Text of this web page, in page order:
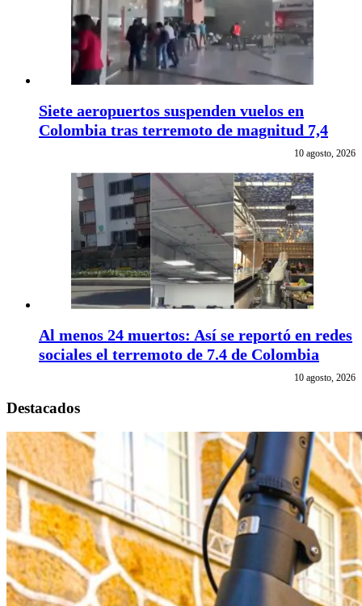
Siete aeropuertos suspenden vuelos en
Colombia tras terremoto de magnitud 7,4
10 agosto, 2026
Al menos 24 muertos: Así se reportó en redes
sociales el terremoto de 7.4 de Colombia
10 agosto, 2026
Destacados